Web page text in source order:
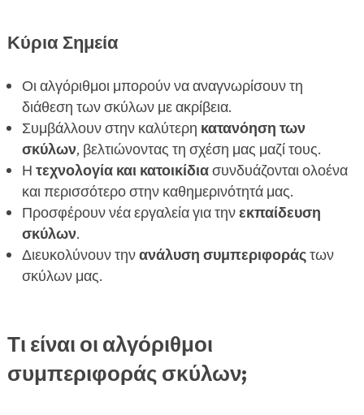
Αξιοποίηση αλγορίθμων σε καθημερινή βάση
σκύλου
 Η σημασία της επιλογής σωστής τροφής –
CricksyDog
 Τάσεις και οι τελευταίες εξελίξεις στον τομέα
 Συμπέρασμα
FAQ
Κύρια Σημεία
Οι αλγόριθμοι μπορούν να αναγνωρίσουν τη
διάθεση των σκύλων με ακρίβεια.
Συμβάλλουν στην καλύτερη κατανόηση των
σκύλων, βελτιώνοντας τη σχέση μας μαζί τους.
Η τεχνολογία και κατοικίδιασυνδυάζονται ολοένα
και περισσότερο στην καθημερινότητά μας.
Προσφέρουν νέα εργαλεία για τηνεκπαίδευση
σκύλων.
Διευκολύνουν τηνανάλυση συμπεριφοράςτων
σκύλων μας.
Τι είναι οι αλγόριθμοι
συμπεριφοράς σκύλων;